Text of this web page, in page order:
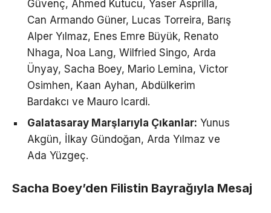
Güvenç, Ahmed Kutucu, Yaser Asprilla,
Can Armando Güner, Lucas Torreira, Barış
Alper Yılmaz, Enes Emre Büyük, Renato
Nhaga, Noa Lang, Wilfried Singo, Arda
Ünyay, Sacha Boey, Mario Lemina, Victor
Osimhen, Kaan Ayhan, Abdülkerim
Bardakcı ve Mauro Icardi.
Galatasaray Marşlarıyla Çıkanlar: Yunus
Akgün, İlkay Gündoğan, Arda Yılmaz ve
Ada Yüzgeç.
Sacha Boey’den Filistin Bayrağıyla Mesaj